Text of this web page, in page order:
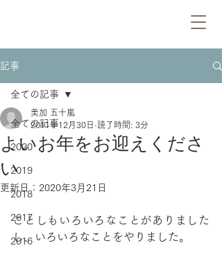
記事
全ての記事
2020
2019
2018
2017
2016
全ての記事
よいお年をお迎えくださ
い
美加 五十嵐
2011年12月30日 読了時間: 3分
更新日： 2020年3月21日
ことしもいろいろなことがありました
し、いろいろなことをやりました。